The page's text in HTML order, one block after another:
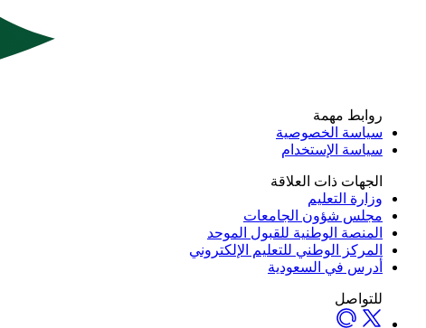
روابط مهمة
سياسة الخصوصية
سياسة الإستخدام
الجهات ذات العلاقة
وزارة التعليم
مجلس شؤون الجامعات
المنصة الوطنية للقبول الموحد
المركز الوطني للتعليم الإلكتروني
أدرس في السعودية
للتواصل